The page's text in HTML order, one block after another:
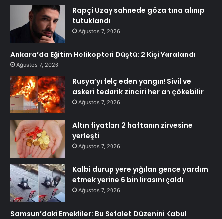
Rapçi Uzay sahnede gözaltına alınıp
tutuklandı
Ağustos 7, 2026
Ankara’da Eğitim Helikopteri Düştü: 2 Kişi Yaralandı
Ağustos 7, 2026
Rusya’yı felç eden yangın! Sivil ve
askeri tedarik zinciri her an çökebilir
Ağustos 7, 2026
Altın fiyatları 2 haftanın zirvesine
yerleşti
Ağustos 7, 2026
Kalbi durup yere yığılan gence yardım
etmek yerine 6 bin lirasını çaldı
Ağustos 7, 2026
Samsun’daki Emekliler: Bu Sefalet Düzenini Kabul